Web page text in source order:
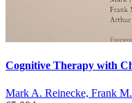
Cognitive Therapy with
Mark A. Reinecke, Frank